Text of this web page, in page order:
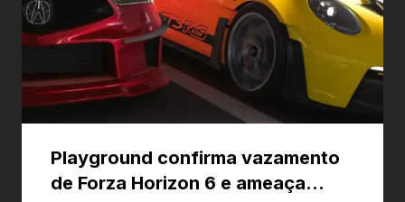
Playground confirma vazamento
de Forza Horizon 6 e ameaça